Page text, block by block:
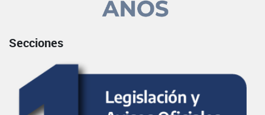
Secciones